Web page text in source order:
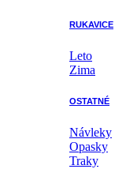
RUKAVICE
Leto
Zima
OSTATNÉ
Návleky
Opasky
Traky